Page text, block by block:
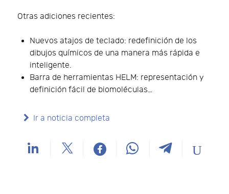
Otras adiciones recientes:
Nuevos atajos de teclado: redefinición de los
dibujos químicos de una manera más rápida e
inteligente.
Barra de herramientas HELM: representación y
definición fácil de biomoléculas…
Ir a noticia completa